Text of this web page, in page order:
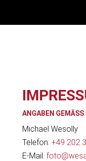
ANGABEN GEMÄSS
Michael Wesolly
Telefon: +49 202
E-Mail: